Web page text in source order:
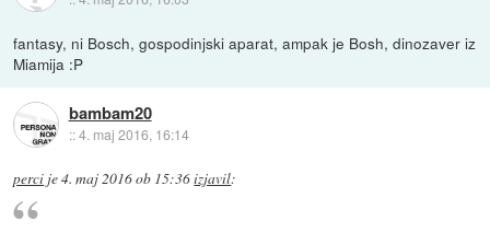
fantasy, ni Bosch, gospodinjski aparat, ampak je Bosh, dinozaver iz
Miamija :P
bambam20
::4. maj 2016, 16:14
perci je4. maj 2016 ob 15:36izjavil: